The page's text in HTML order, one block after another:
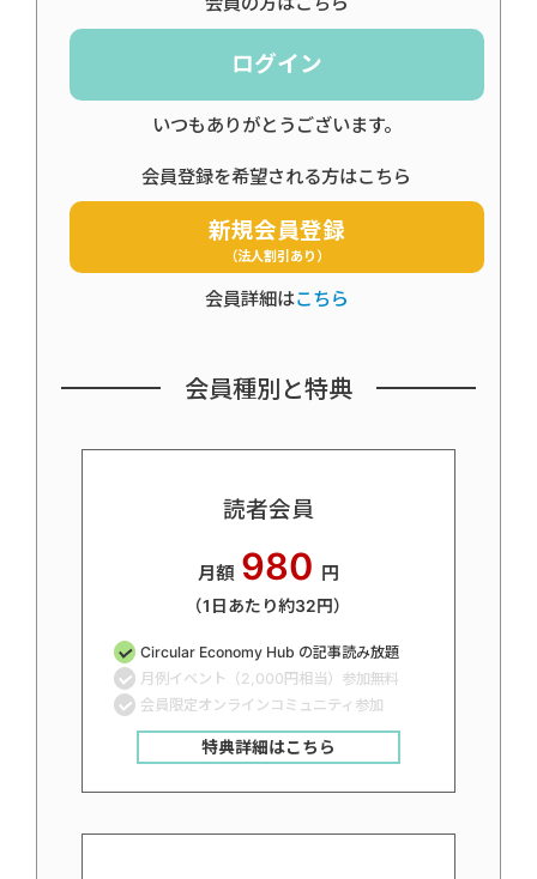
ログイン
いつもありがとうございます。
会員登録を希望される方はこちら
新規会員登録
（法人割引あり）
会員詳細はこちら
会員種別と特典
読者会員
月額 980 円
（1日あたり約32円）
Circular Economy Hub の記事読み放題
月例イベント（2,000円相当）参加無料
会員限定オンラインコミュニティ参加
特典詳細はこちら